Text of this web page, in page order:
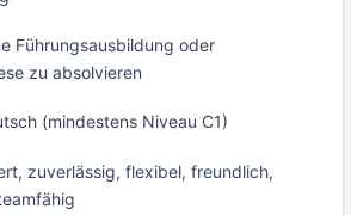
Führungsausbildung oder
zu absolvieren
(mindestens Niveau C1)
zuverlässig, flexibel, freundlich,